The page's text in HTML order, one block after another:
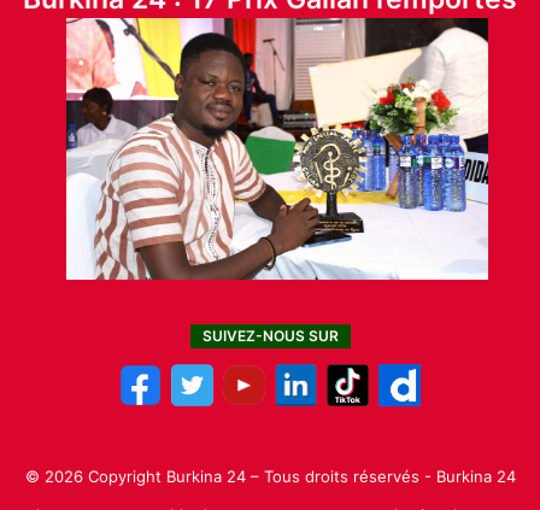
SUIVEZ-NOUS SUR
© 2026 Copyright Burkina 24 – Tous droits réservés - Burkina 24